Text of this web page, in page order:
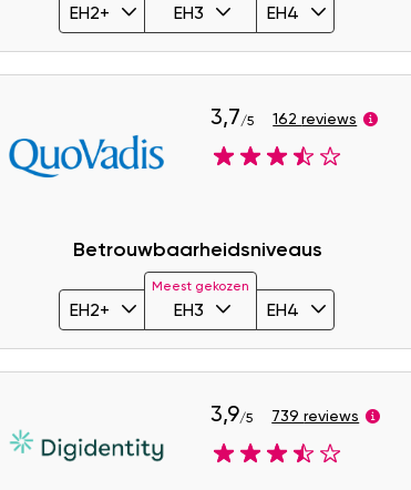
EH2+ EH3 EH4
Image 3,7/5 162 reviews
Betrouwbaarheidsniveaus
EH2+
Meest gekozen
EH3 EH4
Image 3,9/5 739 reviews